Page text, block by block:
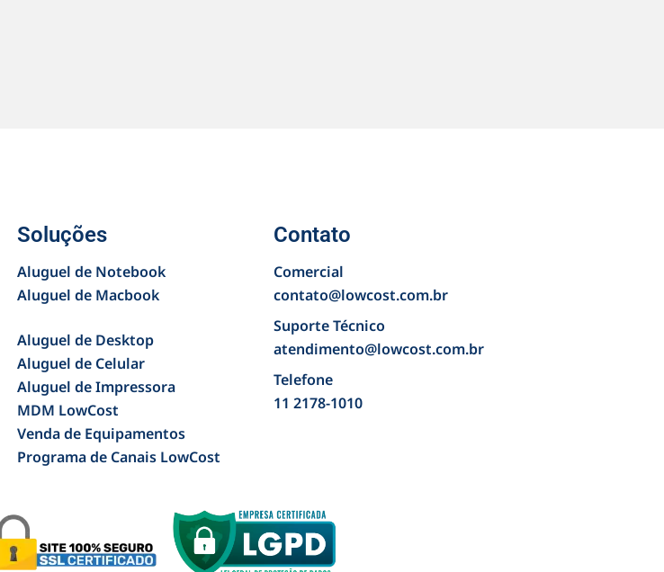
Soluções
Aluguel de Notebook
Aluguel de Macbook
Aluguel de Desktop
Aluguel de Celular
Aluguel de Impressora
MDM LowCost
Venda de Equipamentos
Programa de Canais LowCost
Contato
Comercial
contato@lowcost.com.br
Suporte Técnico
atendimento@lowcost.com.br
Telefone
11 2178-1010